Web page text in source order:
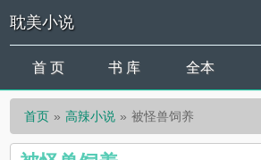
耽美小说
首 页 书 库 全本
首页 高辣小说 被怪兽饲养